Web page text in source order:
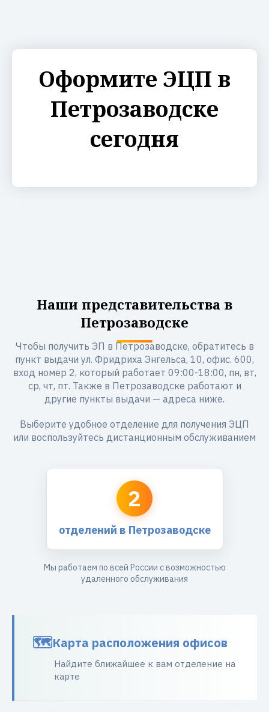
Оформите ЭЦП в
Петрозаводске
сегодня
Наши представительства в
Петрозаводске
Чтобы получить ЭП в Петрозаводске, обратитесь в
пункт выдачи ул. Фридриха Энгельса, 10, офис. 600,
вход номер 2, который работает 09:00-18:00, пн, вт,
ср, чт, пт. Также в Петрозаводске работают и
другие пункты выдачи — адреса ниже.
Выберите удобное отделение для получения ЭЦП
или воспользуйтесь дистанционным обслуживанием
2
отделений в Петрозаводске
Мы работаем по всей России с возможностью
удаленного обслуживания
Карта расположения офисов
Найдите ближайшее к вам отделение на
карте